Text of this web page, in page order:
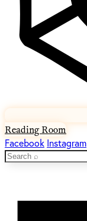
Reading Room
Facebook Instagram